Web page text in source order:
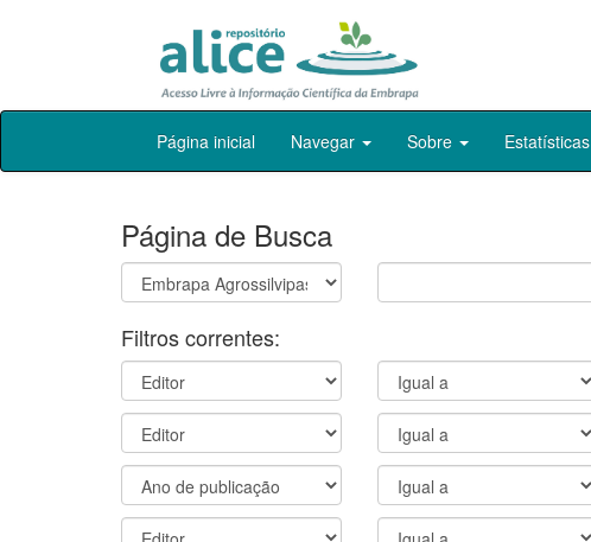
Skip
Página inicial Navegar Sobre Estatísticas
Página de Busca
Filtros correntes: